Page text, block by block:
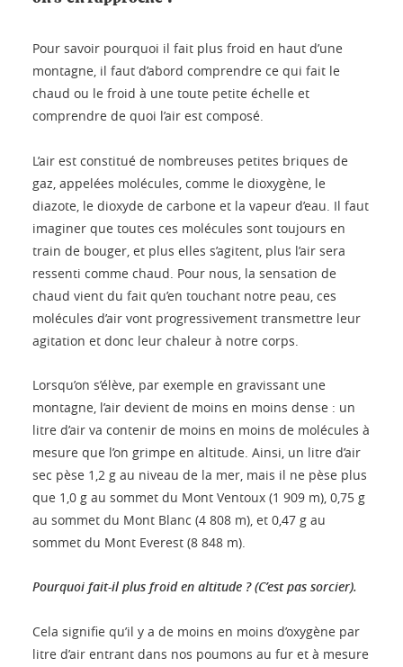
Pour savoir pourquoi il fait plus froid en haut d’une
montagne, il faut d’abord comprendre ce qui fait le
chaud ou le froid à une toute petite échelle et
comprendre de quoi l’air est composé.
L’air est constitué de nombreuses petites briques de
gaz, appelées molécules, comme le dioxygène, le
diazote, le dioxyde de carbone et la vapeur d’eau. Il faut
imaginer que toutes ces molécules sont toujours en
train de bouger, et plus elles s’agitent, plus l’air sera
ressenti comme chaud. Pour nous, la sensation de
chaud vient du fait qu’en touchant notre peau, ces
molécules d’air vont progressivement transmettre leur
agitation et donc leur chaleur à notre corps.
Lorsqu’on s’élève, par exemple en gravissant une
montagne, l’air devient de moins en moins dense : un
litre d’air va contenir de moins en moins de molécules à
mesure que l’on grimpe en altitude. Ainsi, un litre d’air
sec pèse 1,2 g au niveau de la mer, mais il ne pèse plus
que 1,0 g au sommet du Mont Ventoux (1 909 m), 0,75 g
au sommet du Mont Blanc (4 808 m), et 0,47 g au
sommet du Mont Everest (8 848 m).
Pourquoi fait-il plus froid en altitude ? (C’est pas sorcier).
Cela signifie qu’il y a de moins en moins d’oxygène par
litre d’air entrant dans nos poumons au fur et à mesure